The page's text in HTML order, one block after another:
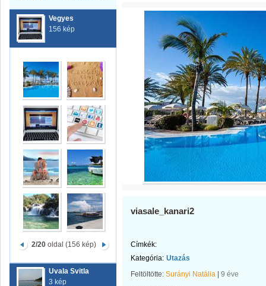
Vegyes
156 kép
2/20oldal (156 kép)
Uvala Svitla
3 kép
viasale_kanari2
Címkék:
Kategória: Utazás
Feltöltötte: Surányi Natália
9 éve